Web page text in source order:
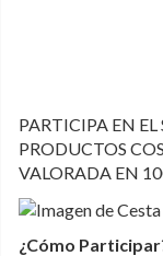
PARTICIPA EN
PRODUCTOS
VALORADA EN
¿Cómo